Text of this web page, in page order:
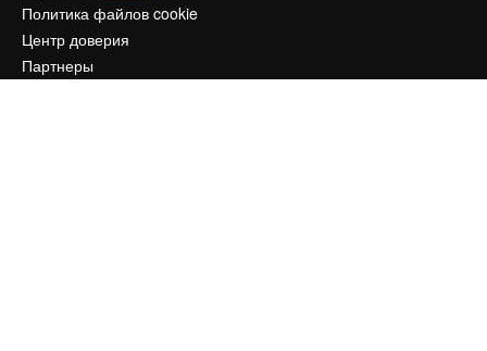
Политика файлов cookie
Центр доверия
Партнеры